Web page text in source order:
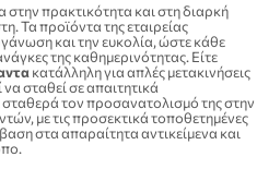
στην πρακτικότητα και στη διαρκή
Τα προϊόντα της εταιρείας
και την ευκολία, ώστε κάθε
της καθημερινότητας. Είτε
κατάλληλη για απλές μετακινήσεις
σταθεί σε απαιτητικά
τον προσανατολισμό της στην
με τις προσεκτικά τοποθετημένες
στα απαραίτητα αντικείμενα και